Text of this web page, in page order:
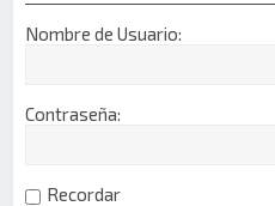
Nombre de Usuario:
Contraseña:
Recordar